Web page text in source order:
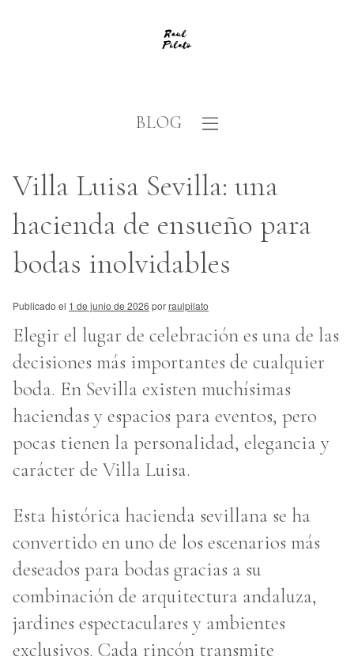
BLOG
Villa Luisa Sevilla: una
hacienda de ensueño para
bodas inolvidables
Publicado el 1 de junio de 2026 porraulpilato
Elegir el lugar de celebración es una de las
decisiones más importantes de cualquier
boda. En Sevilla existen muchísimas
haciendas y espacios para eventos, pero
pocas tienen la personalidad, elegancia y
carácter de Villa Luisa.
Esta histórica hacienda sevillana se ha
convertido en uno de los escenarios más
deseados para bodas gracias a su
combinación de arquitectura andaluza,
jardines espectaculares y ambientes
exclusivos. Cada rincón transmite